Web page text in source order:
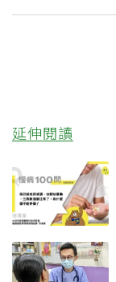
延伸閱讀